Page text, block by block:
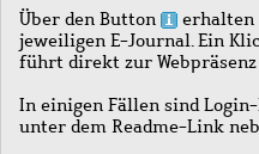
Über den Button
erhalten
jeweiligen E-Journal. Ein
führt direkt zur
In einigen Fällen sind
unter dem Readme-Link